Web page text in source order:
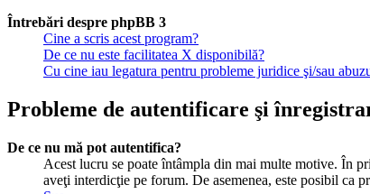
Întrebări despre phpBB 3
Cine a scris acest program?
De ce nu este facilitatea X disponibilă?
Cu cine iau legatura pentru probleme juridice şi/sau
Probleme de autentificare şi
De ce nu mă pot autentifica?
Acest lucru se poate întâmpla din mai multe motive. În
aveţi interdicţie pe forum. De asemenea, este posibil ca